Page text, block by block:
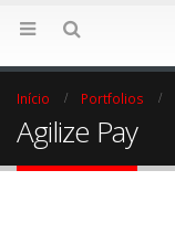
Início Portfolios
Agilize Pay